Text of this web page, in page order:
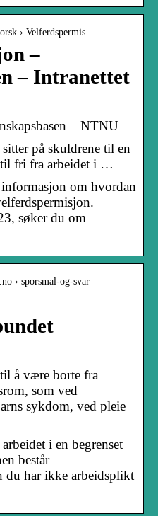
› Velferdspermis…
–
– Intranettet
– NTNU
på skuldrene til en
fri fra arbeidet i …
om hvordan
søker du om
› sporsmal-og-svar
å være borte fra
som ved
sykdom, ved pleie
i en begrenset
består
du har ikke arbeidsplikt